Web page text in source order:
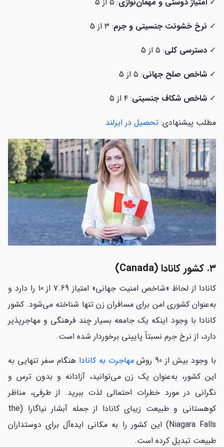
✓ نرخ خشونت جنسیتی و جرم: ۳ از 5
✓ دسترسی کلی: ۵ از 5
✓ شاخص صلح جهانی: ۵ از 5
✓ شاخص شکاف جنسیتی: ۴ از 5
مطلب پیشنهادی: تحصیل در ایرلند
۳. کشور کانادا (Canada)
کانادا از لحاظ «شاخص امنیت جهانی» امتیاز 7.69 از 10 را دارد و
به‌عنوان کشوری امن برای مسافران زن تنها شناخته می‌شود. کشور
کانادا با وجود اینکه یک جامعه بسیار چند فرهنگی و مهاجرپذیر
دارد، از نرخ جرم نسبتاً پایینی برخوردار شده است.
با وجود بیش از 90 روش
مهاجرت به کانادا هنگام سفر تنهایی به
این کشور، به‌عنوان یک زن می‌توانید، آزادانه و بدون ترس و
نگرانی در مورد خطرات احتمالی لذت ببرید. از طرفی، مناظر
کوهستانی و طبیعت زیبای کانادا از جمله آبشار نیاگارا (the
Niagara Falls) این کشور را به مکانی ایده‌آل برای دوستداران
طبیعت تبدیل کرده است.